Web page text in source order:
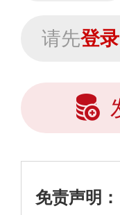
请先登录
免责声明：